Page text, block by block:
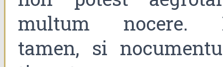
multum nocere.
tamen, si